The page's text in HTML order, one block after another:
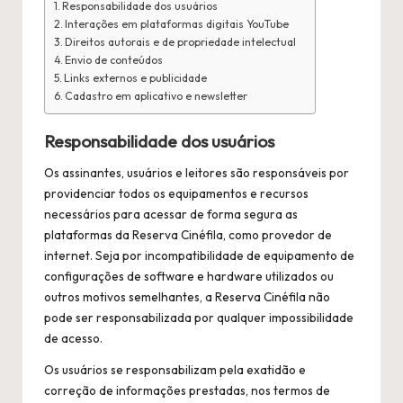
é
fi
l
a
Responsabilidade dos usuários
Interações em plataformas digitais YouTube
Direitos autorais e de propriedade intelectual
Envio de conteúdos
Links externos e publicidade
Cadastro em aplicativo e newsletter
Responsabilidade dos usuários
Os assinantes, usuários e leitores são responsáveis por
providenciar todos os equipamentos e recursos
necessários para acessar de forma segura as
plataformas da Reserva Cinéfila, como provedor de
internet. Seja por incompatibilidade de equipamento de
configurações de software e hardware utilizados ou
outros motivos semelhantes, a Reserva Cinéfila não
pode ser responsabilizada por qualquer impossibilidade
de acesso.
Os usuários se responsabilizam pela exatidão e
correção de informações prestadas, nos termos de